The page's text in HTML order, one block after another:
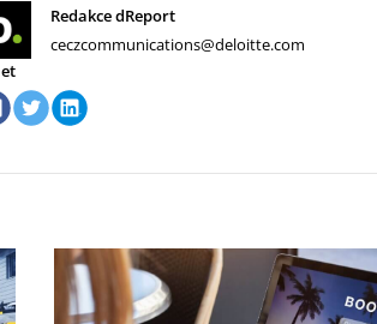
Redakce dReport
ceczcommunications@deloitte.com